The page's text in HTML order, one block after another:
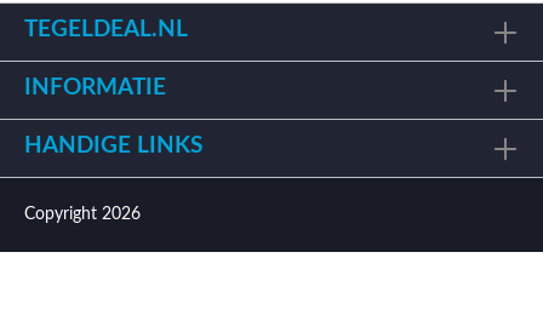
TEGELDEAL.NL
INFORMATIE
HANDIGE LINKS
Copyright 2026